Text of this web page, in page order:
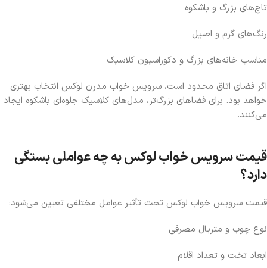
تاج‌های بزرگ و باشکوه
رنگ‌های گرم و اصیل
مناسب خانه‌های بزرگ و دکوراسیون کلاسیک
اگر فضای اتاق محدود است، سرویس خواب مدرن لوکس انتخاب بهتری
خواهد بود. برای فضاهای بزرگ‌تر، مدل‌های کلاسیک جلوه‌ای باشکوه ایجاد
می‌کنند.
قیمت سرویس خواب لوکس به چه عواملی بستگی
دارد؟
قیمت سرویس خواب لوکس تحت تأثیر عوامل مختلفی تعیین می‌شود:
نوع چوب و متریال مصرفی
ابعاد تخت و تعداد اقلام